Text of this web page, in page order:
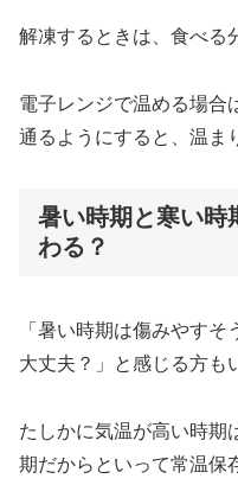
解凍するときは、食べる
電子レンジで温める場合
通るようにすると、温ま
暑い時期と寒い時
わる？
「暑い時期は傷みやす
大丈夫？」と感じる方も
たしかに気温が高い時期
期だからといって常温保